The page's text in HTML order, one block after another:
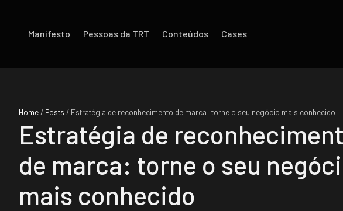
Manifesto Pessoas da TRT Conteúdos Cases
Home / Posts / Estratégia de reconhecimento de marca: torne o seu negócio mais conhecido
Estratégia de
de marca: torne o seu
mais conhecido